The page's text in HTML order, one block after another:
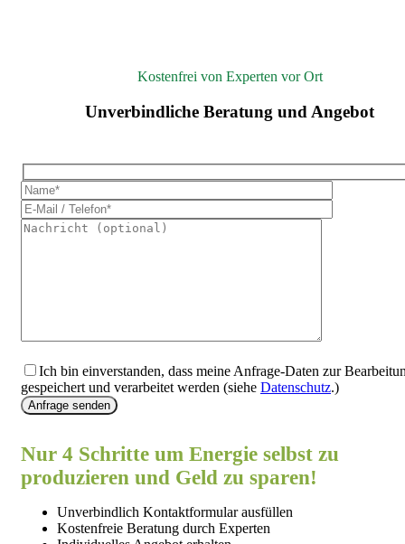
Kostenfrei von Experten vor Ort
Unverbindliche Beratung und Angebot
Ich bin einverstanden, dass meine Anfrage-Daten zur
gespeichert und verarbeitet werden (siehe Datenschutz.)
Anfrage senden
Nur 4 Schritte um Energie selbst zu
produzieren und Geld zu sparen!
Unverbindlich Kontaktformular ausfüllen
Kostenfreie Beratung durch Experten